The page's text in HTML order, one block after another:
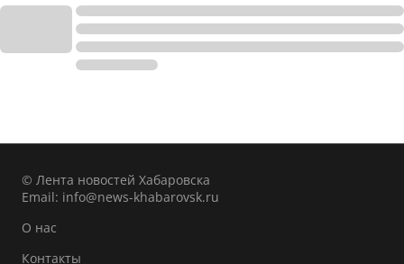
© Лента новостей Хабаровска
Email: info@news-khabarovsk.ru
О нас
Контакты